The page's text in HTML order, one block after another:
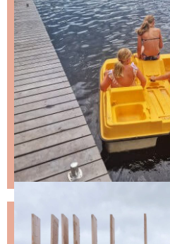
NIKS LEUKS MISSEN?